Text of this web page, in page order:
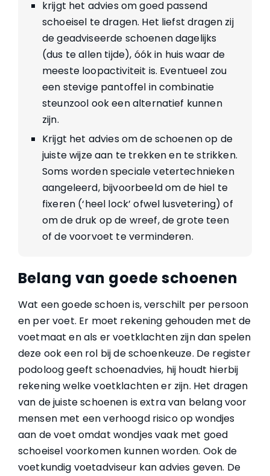
krijgt het advies om goed passend
schoeisel te dragen. Het liefst dragen zij
de geadviseerde schoenen dagelijks
(dus te allen tijde), óók in huis waar de
meeste loopactiviteit is. Eventueel zou
een stevige pantoffel in combinatie
steunzool ook een alternatief kunnen
zijn.
Krijgt het advies om de schoenen op de
juiste wijze aan te trekken en te strikken.
Soms worden speciale vetertechnieken
aangeleerd, bijvoorbeeld om de hiel te
fixeren (‘heel lock’ ofwel lusvetering) of
om de druk op de wreef, de grote teen
of de voorvoet te verminderen.
Belang van goede schoenen
Wat een goede schoen is, verschilt per persoon
en per voet. Er moet rekening gehouden met de
voetmaat en als er voetklachten zijn dan spelen
deze ook een rol bij de schoenkeuze. De register
podoloog geeft schoenadvies, hij houdt hierbij
rekening welke voetklachten er zijn. Het dragen
van de juiste schoenen is extra van belang voor
mensen met een verhoogd risico op wondjes
aan de voet omdat wondjes vaak met goed
schoeisel voorkomen kunnen worden. Ook de
voetkundig voetadviseur kan advies geven. De